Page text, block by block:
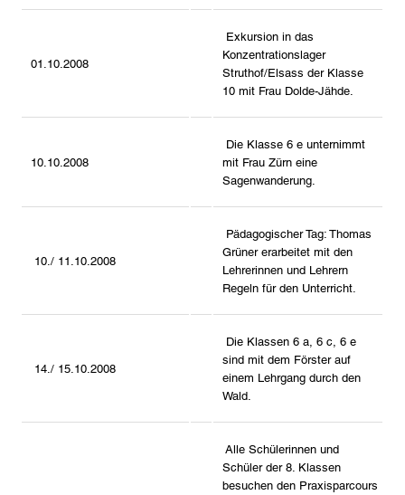
01.10.2008
Exkursion in das
Konzentrationslager
Struthof/Elsass der Klasse
10 mit Frau Dolde-Jähde.
10.10.2008
Die Klasse 6 e unternimmt
mit Frau Zürn eine
Sagenwanderung.
10./ 11.10.2008
Pädagogischer Tag: Thomas
Grüner erarbeitet mit den
Lehrerinnen und Lehrern
Regeln für den Unterricht.
14./ 15.10.2008
Die Klassen 6 a, 6 c, 6 e
sind mit dem Förster auf
einem Lehrgang durch den
Wald.
Alle Schülerinnen und
Schüler der 8. Klassen
besuchen den Praxisparcours